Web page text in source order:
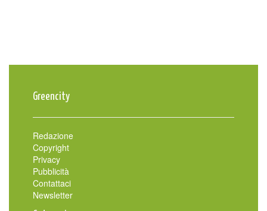
Greencity
Redazione
Copyright
Privacy
Pubblicità
Contattaci
Newsletter